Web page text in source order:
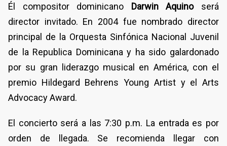
Él compositor dominicano Darwin Aquinoserá
director invitado. En 2004 fue nombrado director
principal de la Orquesta Sinfónica Nacional Juvenil
de la Republica Dominicana y ha sido galardonado
por su gran liderazgo musical en América, con el
premio Hildegard Behrens Young Artist y el Arts
Advocacy Award.
El concierto será a las 7:30 p.m. La entrada es por
orden de llegada. Se recomienda llegar con